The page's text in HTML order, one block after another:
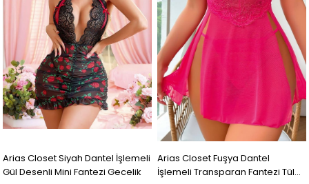
Arias Closet Siyah Dantel İşlemeli
Gül Desenli Mini Fantezi Gecelik
Arias Closet Fuşya Dantel
İşlemeli Transparan Fantezi Tül